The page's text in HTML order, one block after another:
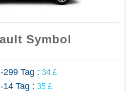
Symbol
299 Tag : 34 £
14 Tag : 35 £